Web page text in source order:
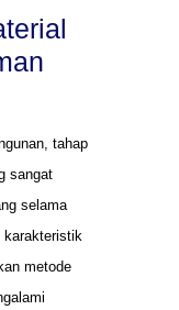
tahap
sangat
selama
karakteristik
metode